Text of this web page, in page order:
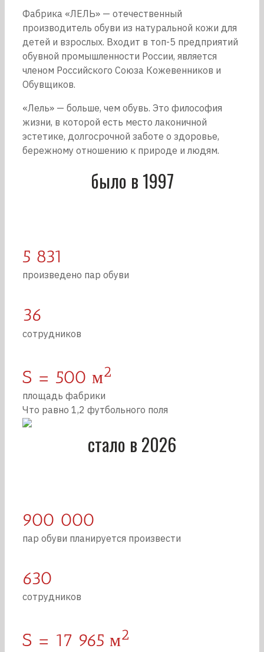
Фабрика «ЛЕЛЬ» — отечественный
производитель обуви из натуральной кожи для
детей и взрослых. Входит в топ-5 предприятий
обувной промышленности России, является
членом Российского Союза Кожевенников и
Обувщиков.
«Лель» — больше, чем обувь. Это философия
жизни, в которой есть место лаконичной
эстетике, долгосрочной заботе о здоровье,
бережному отношению к природе и людям.
было в 1997
5 831
произведено пар обуви
36
сотрудников
S = 500 м2
площадь фабрики
Что равно 1,2 футбольного поля
стало в 2026
900 000
пар обуви планируется произвести
630
сотрудников
S = 17 965 м2